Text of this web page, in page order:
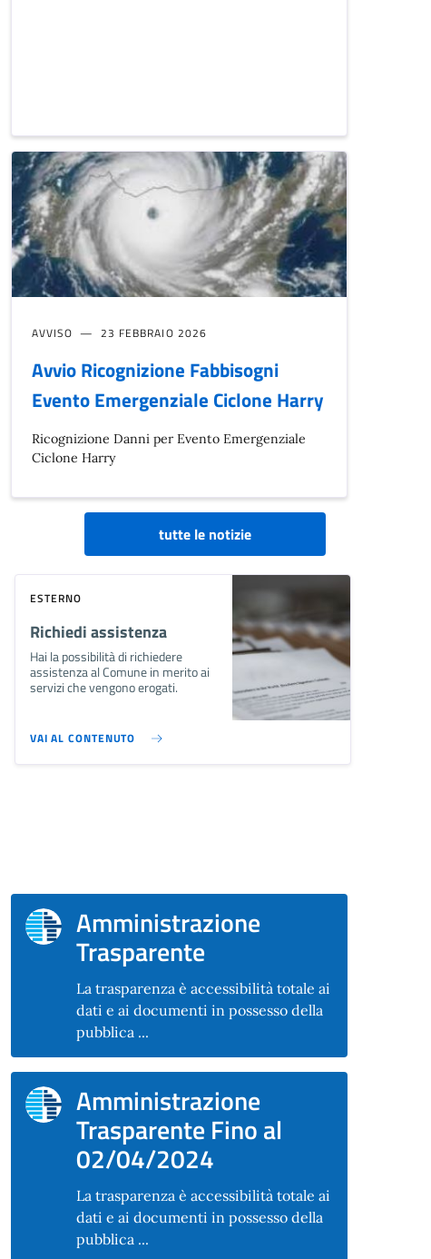
AVVISO 23 FEBBRAIO 2026
Avvio Ricognizione Fabbisogni
Evento Emergenziale Ciclone Harry
Ricognizione Danni per Evento Emergenziale
Ciclone Harry
tutte le notizie
ESTERNO
Richiedi assistenza
Hai la possibilità di richiedere
assistenza al Comune in merito ai
servizi che vengono erogati.
VAI AL CONTENUTO
Amministrazione
Trasparente
La trasparenza è accessibilità totale ai
dati e ai documenti in possesso della
pubblica ...
Amministrazione
Trasparente Fino al
02/04/2024
La trasparenza è accessibilità totale ai
dati e ai documenti in possesso della
pubblica ...